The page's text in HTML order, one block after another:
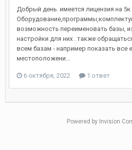
Добрый день. имеется лицензия на
возможность переименовать базы,
настройки для них . также
всем базам - например показать все
местоположени...
6 октября, 2022 1 ответ
Powered by Invision